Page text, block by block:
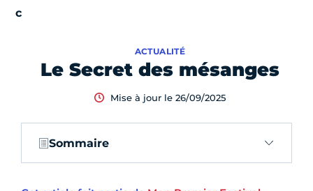
Le Secret des mésanges
ACTUALITÉ
Mise à jour le 26/09/2025
Sommaire